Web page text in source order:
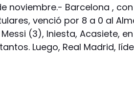
noviembre.- Barcelona ,
venció por 8 a 0 al
(3), Iniesta, Acasiete,
Luego, Real Madrid,